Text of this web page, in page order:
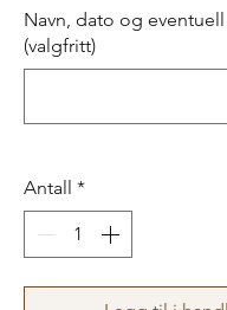
Navn, dato og
(valgfritt)
Antall *